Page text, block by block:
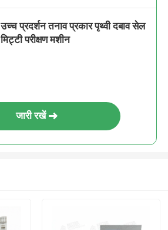
उच्च प्रदर्शन तनाव प्रकार पृथ्वी दबाव सेल
मिट्टी परीक्षण मशीन
जारी रखें